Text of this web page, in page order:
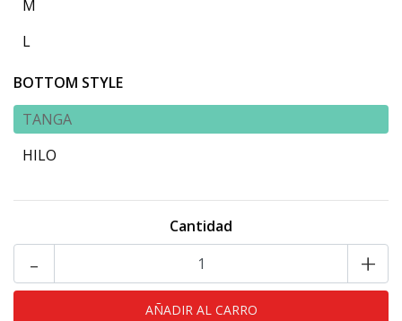
M
L
BOTTOM STYLE
TANGA
HILO
Cantidad
- +